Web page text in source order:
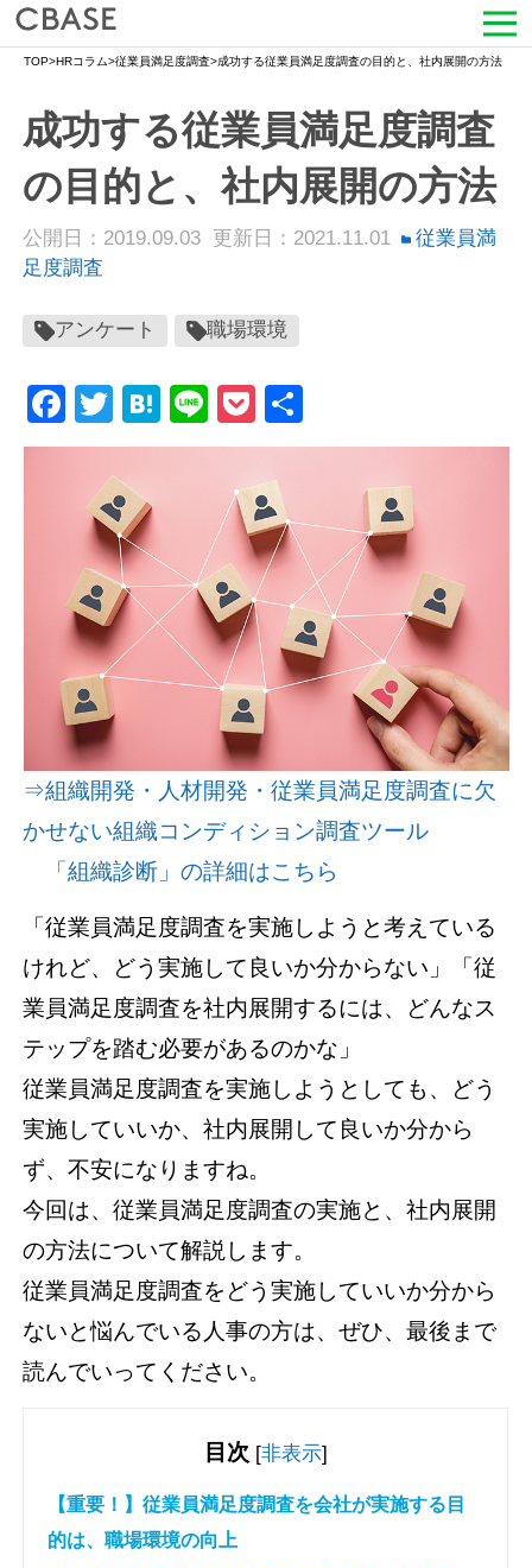
活用シーン
導入事例
セミナー情報
HRコラム
お知らせ
会社情報
よくある質問
資料請求(無料) お見積もり依頼
TOP>HRコラム>従業員満足度調査>成功する従業員満足度調査の目的と、社内展開の方法
成功する従業員満足度調査
の目的と、社内展開の方法
公開日：2019.09.03 更新日：2021.11.01
従業員満
足度調査
アンケート 職場環境
Facebook
Twitter
Hatena
LinePocket
有
⇒組織開発・人材開発・従業員満足度調査に欠
かせない組織コンディション調査ツール
「組織診断」の詳細はこちら
「従業員満足度調査を実施しようと考えている
けれど、どう実施して良いか分からない」「従
業員満足度調査を社内展開するには、どんなス
テップを踏む必要があるのかな」
従業員満足度調査を実施しようとしても、どう
実施していいか、社内展開して良いか分から
ず、不安になりますね。
今回は、従業員満足度調査の実施と、社内展開
の方法について解説します。
従業員満足度調査をどう実施していいか分から
ないと悩んでいる人事の方は、ぜひ、最後まで
読んでいってください。
目次 [非表示]
【重要！】従業員満足度調査を会社が実施する目
的は、職場環境の向上